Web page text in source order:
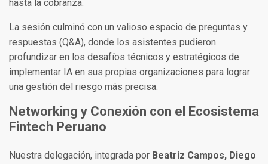
hasta la cobranza.
La sesión culminó con un valioso espacio de preguntas y
respuestas (Q&A), donde los asistentes pudieron
profundizar en los desafíos técnicos y estratégicos de
implementar IA en sus propias organizaciones para lograr
una gestión del riesgo más precisa.
Networking y Conexión con el Ecosistema
Fintech Peruano
Nuestra delegación, integrada por Beatriz Campos, Diego